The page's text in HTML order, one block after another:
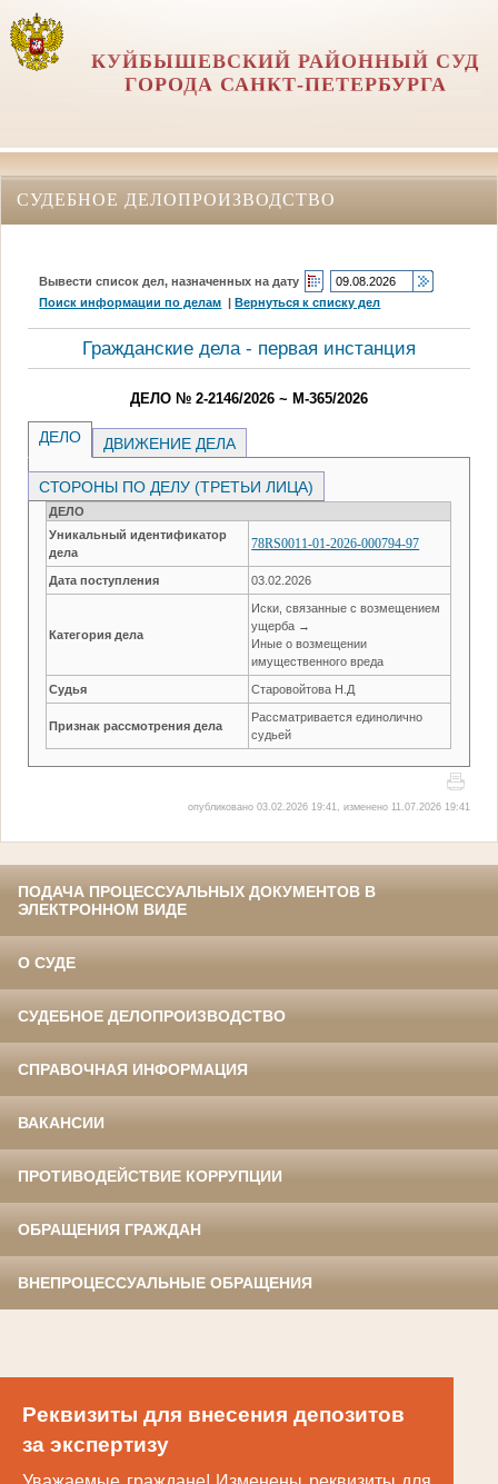
КУЙБЫШЕВСКИЙ РАЙОННЫЙ СУД
ГОРОДА САНКТ-ПЕТЕРБУРГА
СУДЕБНОЕ ДЕЛОПРОИЗВОДСТВО
Вывести список дел, назначенных на дату
Поиск информации по делам |Вернуться к списку дел
Гражданские дела - первая инстанция
ДЕЛО № 2-2146/2026 ~ М-365/2026
ДЕЛО ДВИЖЕНИЕ ДЕЛА
СТОРОНЫ ПО ДЕЛУ (ТРЕТЬИ ЛИЦА)
ДЕЛО
Уникальный идентификатор
дела
78RS0011-01-2026-000794-97
Дата поступления 03.02.2026
Категория дела
Иски, связанные с возмещением
ущерба →
Иные о возмещении
имущественного вреда
Судья Старовойтова Н.Д
Признак рассмотрения дела
Рассматривается единолично
судьей
опубликовано 03.02.2026 19:41, изменено 11.07.2026 19:41
ПОДАЧА ПРОЦЕССУАЛЬНЫХ ДОКУМЕНТОВ В
ЭЛЕКТРОННОМ ВИДЕ
О СУДЕ
СУДЕБНОЕ ДЕЛОПРОИЗВОДСТВО
СПРАВОЧНАЯ ИНФОРМАЦИЯ
ВАКАНСИИ
ПРОТИВОДЕЙСТВИЕ КОРРУПЦИИ
ОБРАЩЕНИЯ ГРАЖДАН
ВНЕПРОЦЕССУАЛЬНЫЕ ОБРАЩЕНИЯ
Реквизиты для внесения депозитов
за экспертизу